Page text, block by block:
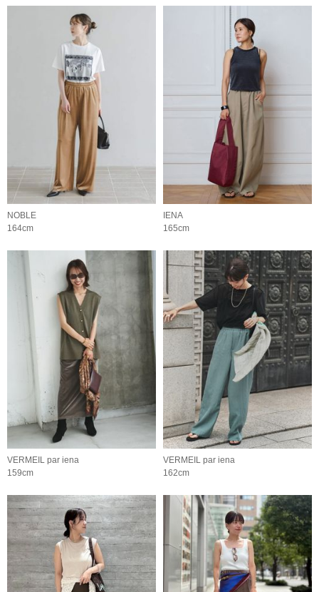
NOBLE
164cm
IENA
165cm
VERMEIL par iena
159cm
VERMEIL par iena
162cm